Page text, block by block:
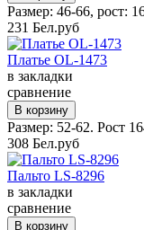
Размер: 46-66, рост:
231 Бел.руб
Платье OL-1473
в закладки
сравнение
Размер: 52-62. Рост
308 Бел.руб
Пальто LS-8296
в закладки
сравнение